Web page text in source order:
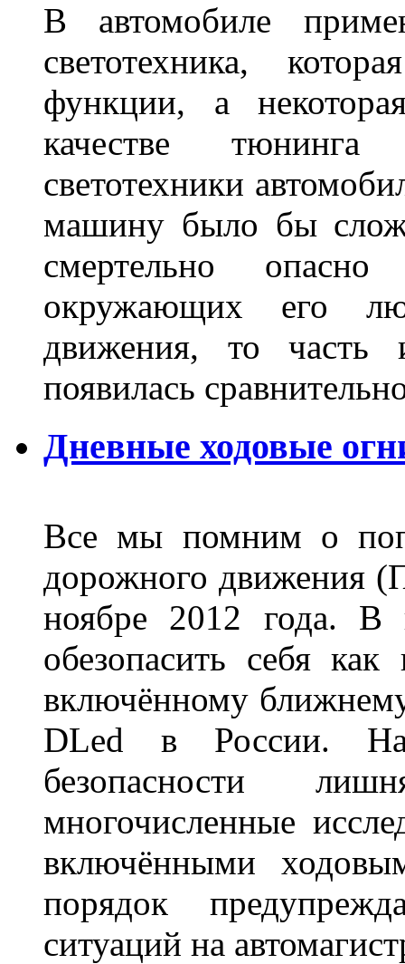
В автомобиле
светотехника,
функции, а
качестве
светотехники
машину было бы
смертельно
окружающих его
движения, то часть
появилась
Дневные ходовые
Все мы помним о
дорожного движения
ноябре 2012 года.
обезопасить себя
включённому
DLed в России.
безопасности
многочисленные
включёнными
порядок
ситуаций на